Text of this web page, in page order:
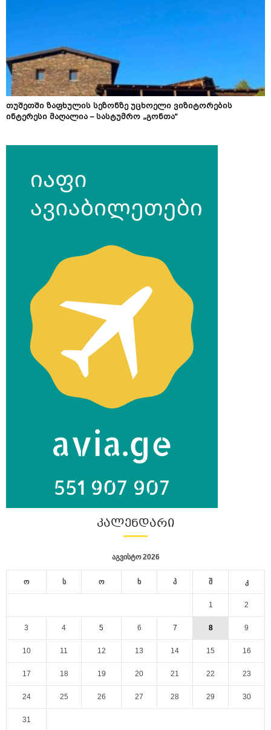
თუშეთში ზაფხულის სეზონზე უცხოელი ვიზიტორების
ინტერესი მაღალია – სასტუმრო „გონთა“
ᲙᲐᲚᲔᲜᲓᲐᲠᲘ
აგვისტო 2026
ო ს ო ხ პ შ კ
1 2
3 4 5 6 7 8 9
10 11 12 13 14 15 16
17 18 19 20 21 22 23
24 25 26 27 28 29 30
31